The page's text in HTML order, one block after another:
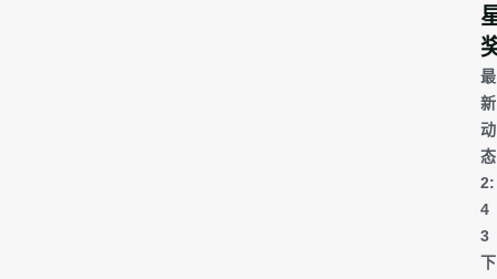
最
新
动
态
2:
4
3
下